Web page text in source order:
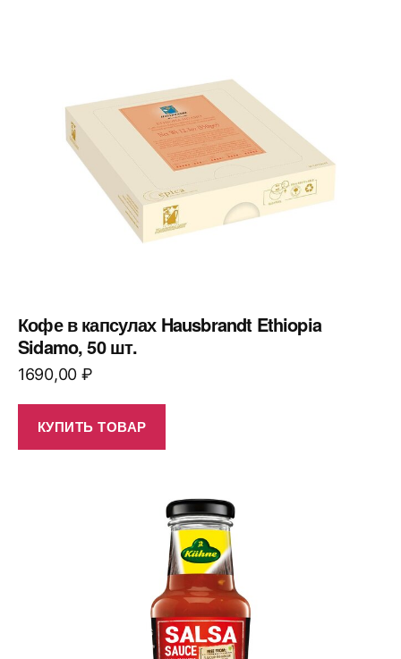
Кофе в капсулах Hausbrandt Ethiopia
Sidamo, 50 шт.
1690,00 ₽
КУПИТЬ ТОВАР